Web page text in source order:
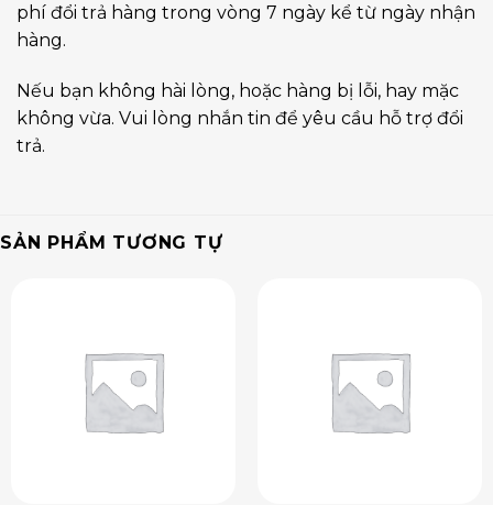
phí đổi trả hàng trong vòng 7 ngày kể từ ngày nhận
hàng.
Nếu bạn không hài lòng, hoặc hàng bị lỗi, hay mặc
không vừa. Vui lòng nhắn tin để yêu cầu hỗ trợ đổi
trả.
SẢN PHẨM TƯƠNG TỰ